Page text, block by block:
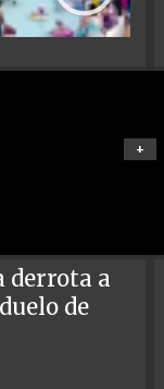
+
derrota a
de